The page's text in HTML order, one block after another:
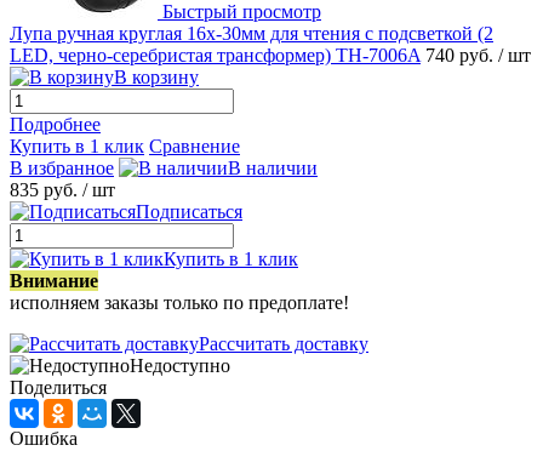
Быстрый просмотр
Лупа ручная круглая 16x-30мм для чтения с подсветкой (2
LED, черно-серебристая трансформер) TH-7006A 740 руб. / шт
В корзину
Подробнее
Купить в 1 клик Сравнение
В избранное
В наличии
835 руб. / шт
Подписаться
Купить в 1 клик
Внимание
исполняем заказы только по предоплате!
Рассчитать доставку
Недоступно
Поделиться
Ошибка